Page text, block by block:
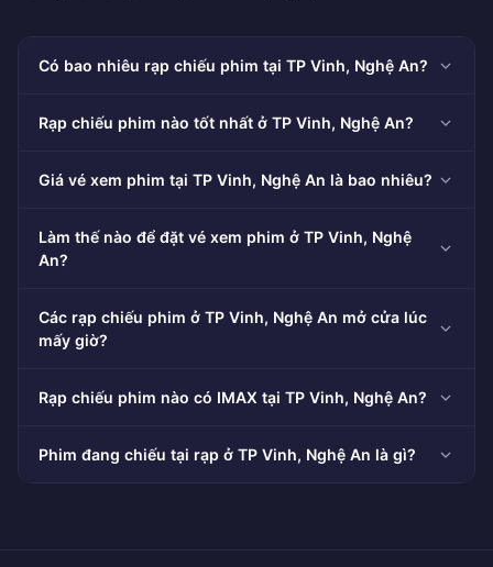
Có bao nhiêu rạp chiếu phim tại TP Vinh, Nghệ An?
Rạp chiếu phim nào tốt nhất ở TP Vinh, Nghệ An?
Giá vé xem phim tại TP Vinh, Nghệ An là bao nhiêu?
Làm thế nào để đặt vé xem phim ở TP Vinh, Nghệ
An?
Các rạp chiếu phim ở TP Vinh, Nghệ An mở cửa lúc
mấy giờ?
Rạp chiếu phim nào có IMAX tại TP Vinh, Nghệ An?
Phim đang chiếu tại rạp ở TP Vinh, Nghệ An là gì?